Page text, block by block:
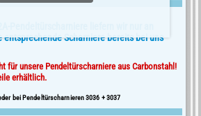
Pendeltürscharniere liefern wir nur an
entsprechende Scharniere bereits bei uns
für unsere Pendeltürscharniere aus Carbonstahl!
erhältlich.
bei Pendeltürscharnieren 3036 + 3037